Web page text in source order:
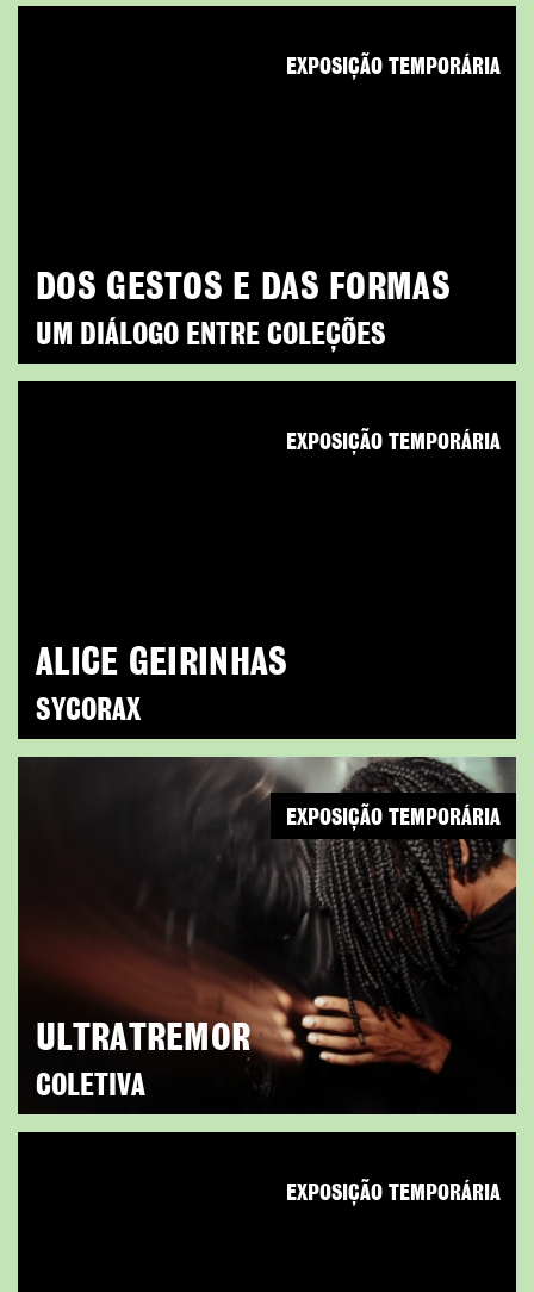
DOS GESTOS E DAS FORMAS
UM DIÁLOGO ENTRE COLEÇÕES
EXPOSIÇÃO TEMPORÁRIA
ALICE GEIRINHAS
SYCORAX
EXPOSIÇÃO TEMPORÁRIA
ULTRATREMOR
COLETIVA
EXPOSIÇÃO TEMPORÁRIA
EXPOSIÇÃO TEMPORÁRIA